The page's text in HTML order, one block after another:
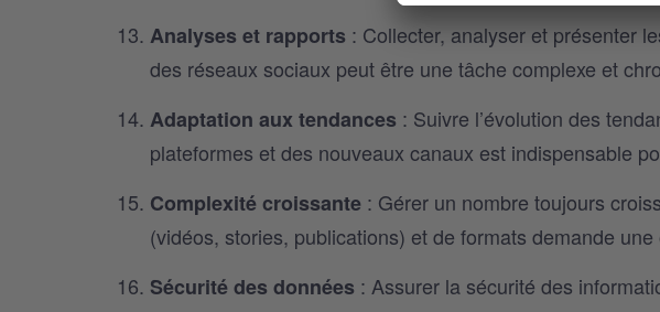
Analyses et rapports : Collecter, analyser et présenter
des réseaux sociaux peut être une tâche complexe et
Adaptation aux tendances : Suivre l’évolution des
plateformes et des nouveaux canaux est indispensable
Complexité croissante : Gérer un nombre toujours
(vidéos, stories, publications) et de formats demande
Sécurité des données : Assurer la sécurité des